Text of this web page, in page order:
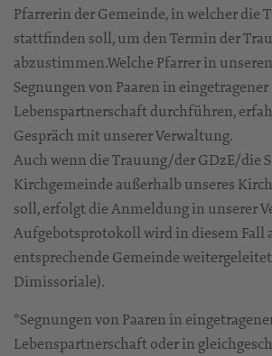
Pfarrerin der Gemeinde, in welcher die
stattfinden soll, um den Termin der
abzustimmen.Welche Pfarrer in
Segnungen von Paaren in eingetragener
Lebenspartnerschaft durchführen,
Gespräch mit unserer Verwaltung.
Auch wenn die Trauung/der GDzE/die
Kirchgemeinde außerhalb unseres
soll, erfolgt die Anmeldung in unserer
Aufgebotsprotokoll wird in diesem Fall
entsprechende Gemeinde
Dimissoriale).
*Segnungen von Paaren in
Lebenspartnerschaft oder in